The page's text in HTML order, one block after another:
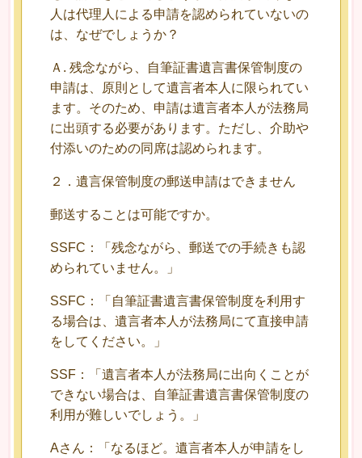
人は代理人による申請を認められていないの
は、なぜでしょうか？
Ａ. 残念ながら、自筆証書遺言書保管制度の
申請は、原則として遺言者本人に限られてい
ます。そのため、申請は遺言者本人が法務局
に出頭する必要があります。ただし、介助や
付添いのための同席は認められます。
２．遺言保管制度の郵送申請はできません
郵送することは可能ですか。
SSFC：「残念ながら、郵送での手続きも認
められていません。」
SSFC：「自筆証書遺言書保管制度を利用す
る場合は、遺言者本人が法務局にて直接申請
をしてください。」
SSF：「遺言者本人が法務局に出向くことが
できない場合は、自筆証書遺言書保管制度の
利用が難しいでしょう。」
Aさん：「なるほど。遺言者本人が申請をし